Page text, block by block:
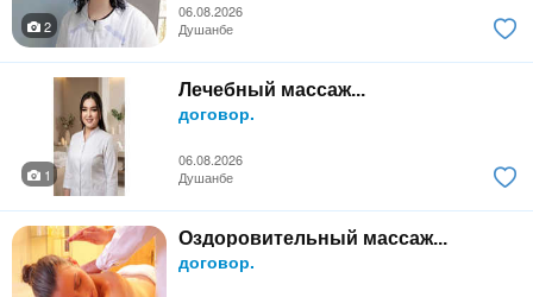
06.08.2026
2
Душанбе
Лечебный массаж...
договор.
06.08.2026
1
Душанбе
Оздоровительный массаж...
договор.